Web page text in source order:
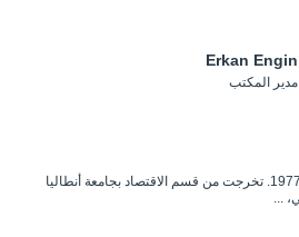
Erkan Engin
مدير المكتب
ولدت في كارلشور في ألمانيا عام 1977. تخرجت من قسم الاقتصاد بجامعة أنطاليا